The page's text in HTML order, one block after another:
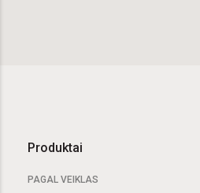
Produktai
PAGAL VEIKLAS